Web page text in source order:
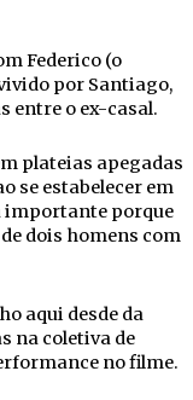
Federico (o
por Santiago,
entre o ex-casal.
plateias apegadas
se estabelecer em
importante porque
dois homens com
aqui desde da
na coletiva de
no filme.